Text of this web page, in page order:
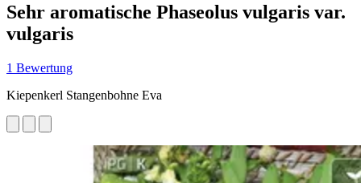
Sehr aromatische Phaseolus vulgaris var.
vulgaris
1 Bewertung
Kiepenkerl Stangenbohne Eva